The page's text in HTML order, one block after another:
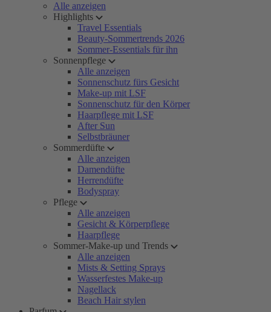
Alle anzeigen
Highlights
Travel Essentials
Beauty-Sommertrends 2026
Sommer-Essentials für ihn
Sonnenpflege
Alle anzeigen
Sonnenschutz fürs Gesicht
Make-up mit LSF
Sonnenschutz für den Körper
Haarpflege mit LSF
After Sun
Selbstbräuner
Sommerdüfte
Alle anzeigen
Damendüfte
Herrendüfte
Bodyspray
Pflege
Alle anzeigen
Gesicht & Körperpflege
Haarpflege
Sommer-Make-up und Trends
Alle anzeigen
Mists & Setting Sprays
Wasserfestes Make-up
Nagellack
Beach Hair stylen